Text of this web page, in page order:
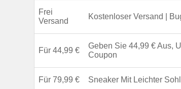
Frei
Versand
Kostenloser Versand |
Für 44,99 €
Geben Sie 44,99 € Aus,
Coupon
Für 79,99 € Sneaker Mit Leichter